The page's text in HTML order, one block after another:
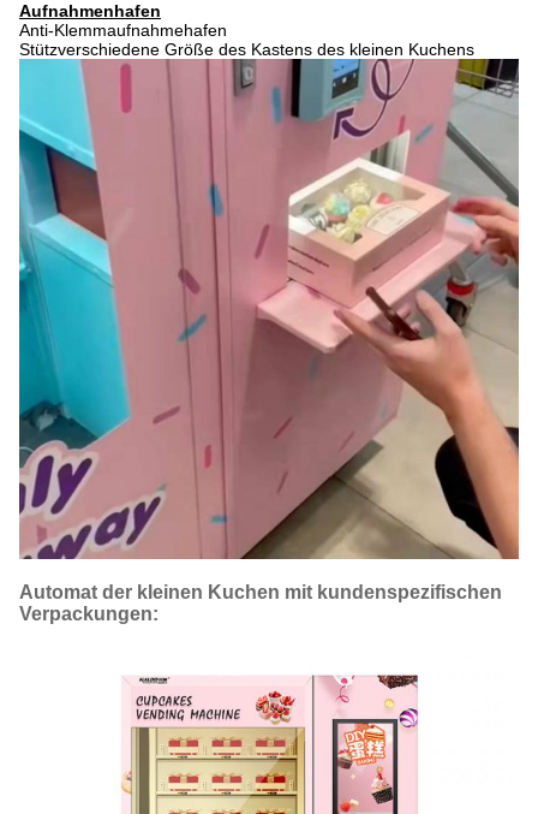
Aufnahmenhafen
Anti-Klemmaufnahmehafen
Stützverschiedene Größe des Kastens des kleinen Kuchens
Automat der kleinen Kuchen mit kundenspezifischen
Verpackungen: